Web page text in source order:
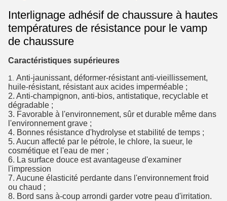
Interlignage adhésif de chaussure à hautes
températures de résistance pour le vamp
de chaussure
Caractéristiques supérieures
1. Anti-jaunissant, déformer-résistant anti-vieillissement,
huile-résistant, résistant aux acides imperméable ;
2. Anti-champignon, anti-bios, antistatique, recyclable et
dégradable ;
3. Favorable à l'environnement, sûr et durable même dans
l'environnement grave ;
4. Bonnes résistance d'hydrolyse et stabilité de temps ;
5. Aucun affecté par le pétrole, le chlore, la sueur, le
cosmétique et l'eau de mer ;
6. La surface douce est avantageuse d'examiner
l'impression
7. Aucune élasticité perdante dans l'environnement froid
ou chaud ;
8. Bord sans à-coup arrondi garder votre peau d'irritation.